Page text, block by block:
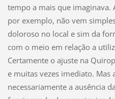
tempo a mais que
por exemplo, não vem
doloroso no local e sim da
com o meio em relação a
Certamente o ajuste na
e muitas vezes imediato. Mas
necessariamente a ausência